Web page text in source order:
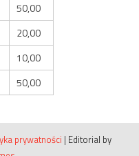
50,00
20,00
10,00
50,00
prywatności | Editorial by